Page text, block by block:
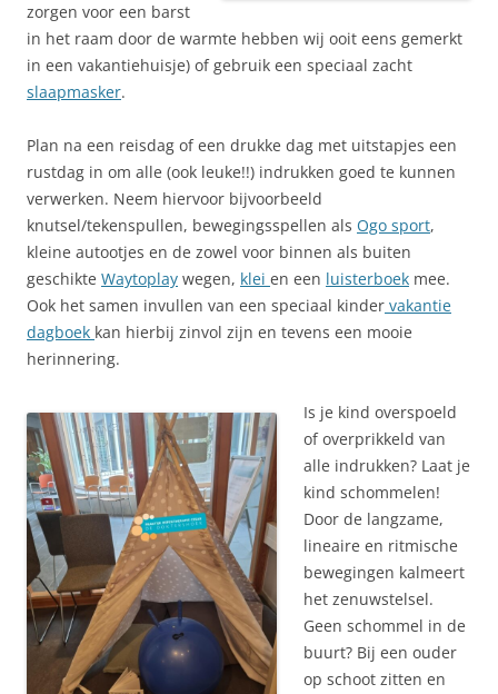
zorgen voor een barst
in het raam door de warmte hebben wij ooit eens gemerkt
in een vakantiehuisje) of gebruik een speciaal zacht
slaapmasker.
Plan na een reisdag of een drukke dag met uitstapjes een
rustdag in om alle (ook leuke!!) indrukken goed te kunnen
verwerken. Neem hiervoor bijvoorbeeld
knutsel/tekenspullen, bewegingsspellen als Ogo sport,
kleine autootjes en de zowel voor binnen als buiten
geschikte Waytoplay wegen, klei en een luisterboek mee.
Ook het samen invullen van een speciaal kinder vakantie
dagboek kan hierbij zinvol zijn en tevens een mooie
herinnering.
Is je kind overspoeld
of overprikkeld van
alle indrukken? Laat je
kind schommelen!
Door de langzame,
lineaire en ritmische
bewegingen kalmeert
het zenuwstelsel.
Geen schommel in de
buurt? Bij een ouder
op schoot zitten en